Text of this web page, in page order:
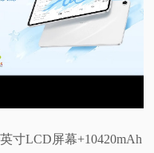
寸LCD屏幕+10420mAh